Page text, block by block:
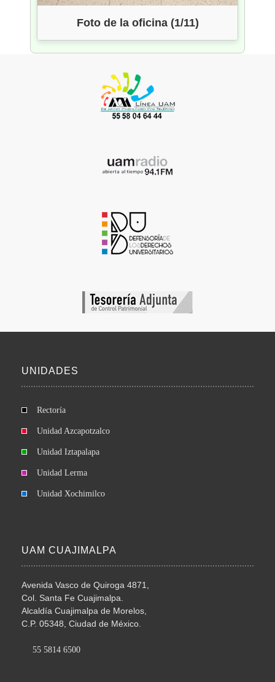
Foto de la oficina (1/11)
UNIDADES
Rectoría
Unidad Azcapotzalco
Unidad Iztapalapa
Unidad Lerma
Unidad Xochimilco
UAM CUAJIMALPA
Avenida Vasco de Quiroga 4871,
Col. Santa Fe Cuajimalpa.
Alcaldía Cuajimalpa de Morelos,
C.P. 05348, Ciudad de México.
55 5814 6500